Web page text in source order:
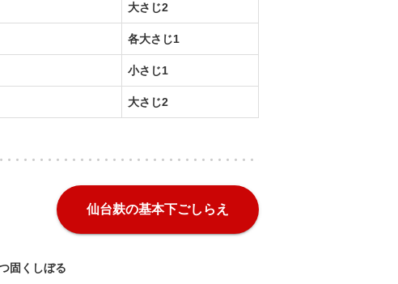
大さじ2
各大さじ1
小さじ1
大さじ2
仙台麸の基本下ごしらえ
固くしぼる